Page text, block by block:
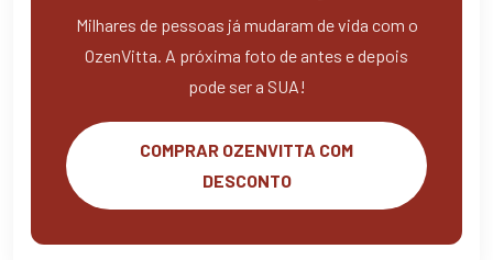
Milhares de pessoas já mudaram de vida com o
OzenVitta. A próxima foto de antes e depois
pode ser a SUA!
COMPRAR OZENVITTA COM
DESCONTO